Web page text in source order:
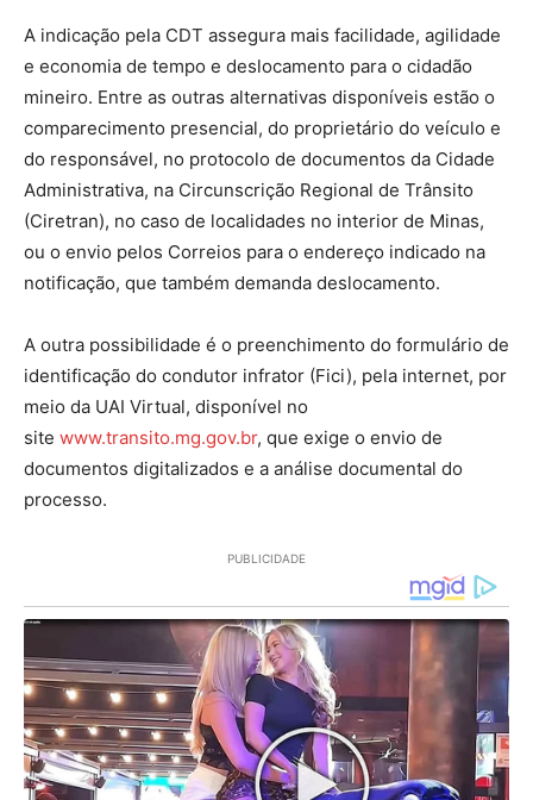
A indicação pela CDT assegura mais facilidade, agilidade
e economia de tempo e deslocamento para o cidadão
mineiro. Entre as outras alternativas disponíveis estão o
comparecimento presencial, do proprietário do veículo e
do responsável, no protocolo de documentos da Cidade
Administrativa, na Circunscrição Regional de Trânsito
(Ciretran), no caso de localidades no interior de Minas,
ou o envio pelos Correios para o endereço indicado na
notificação, que também demanda deslocamento.
A outra possibilidade é o preenchimento do formulário de
identificação do condutor infrator (Fici), pela internet, por
meio da UAI Virtual, disponível no
site www.transito.mg.gov.br, que exige o envio de
documentos digitalizados e a análise documental do
processo.
PUBLICIDADE